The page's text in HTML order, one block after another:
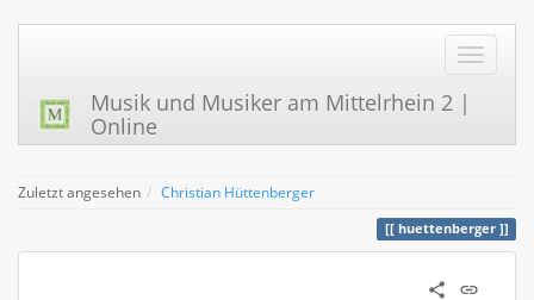
Musik und Musiker am Mittelrhein 2 |
Online
Zuletzt angesehen Christian Hüttenberger
huettenberger